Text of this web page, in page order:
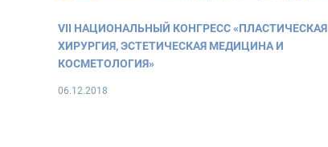
VII НАЦИОНАЛЬНЫЙ КОНГРЕСС «ПЛАСТИЧЕСКАЯ
ХИРУРГИЯ, ЭСТЕТИЧЕСКАЯ МЕДИЦИНА И
КОСМЕТОЛОГИЯ»
06.12.2018